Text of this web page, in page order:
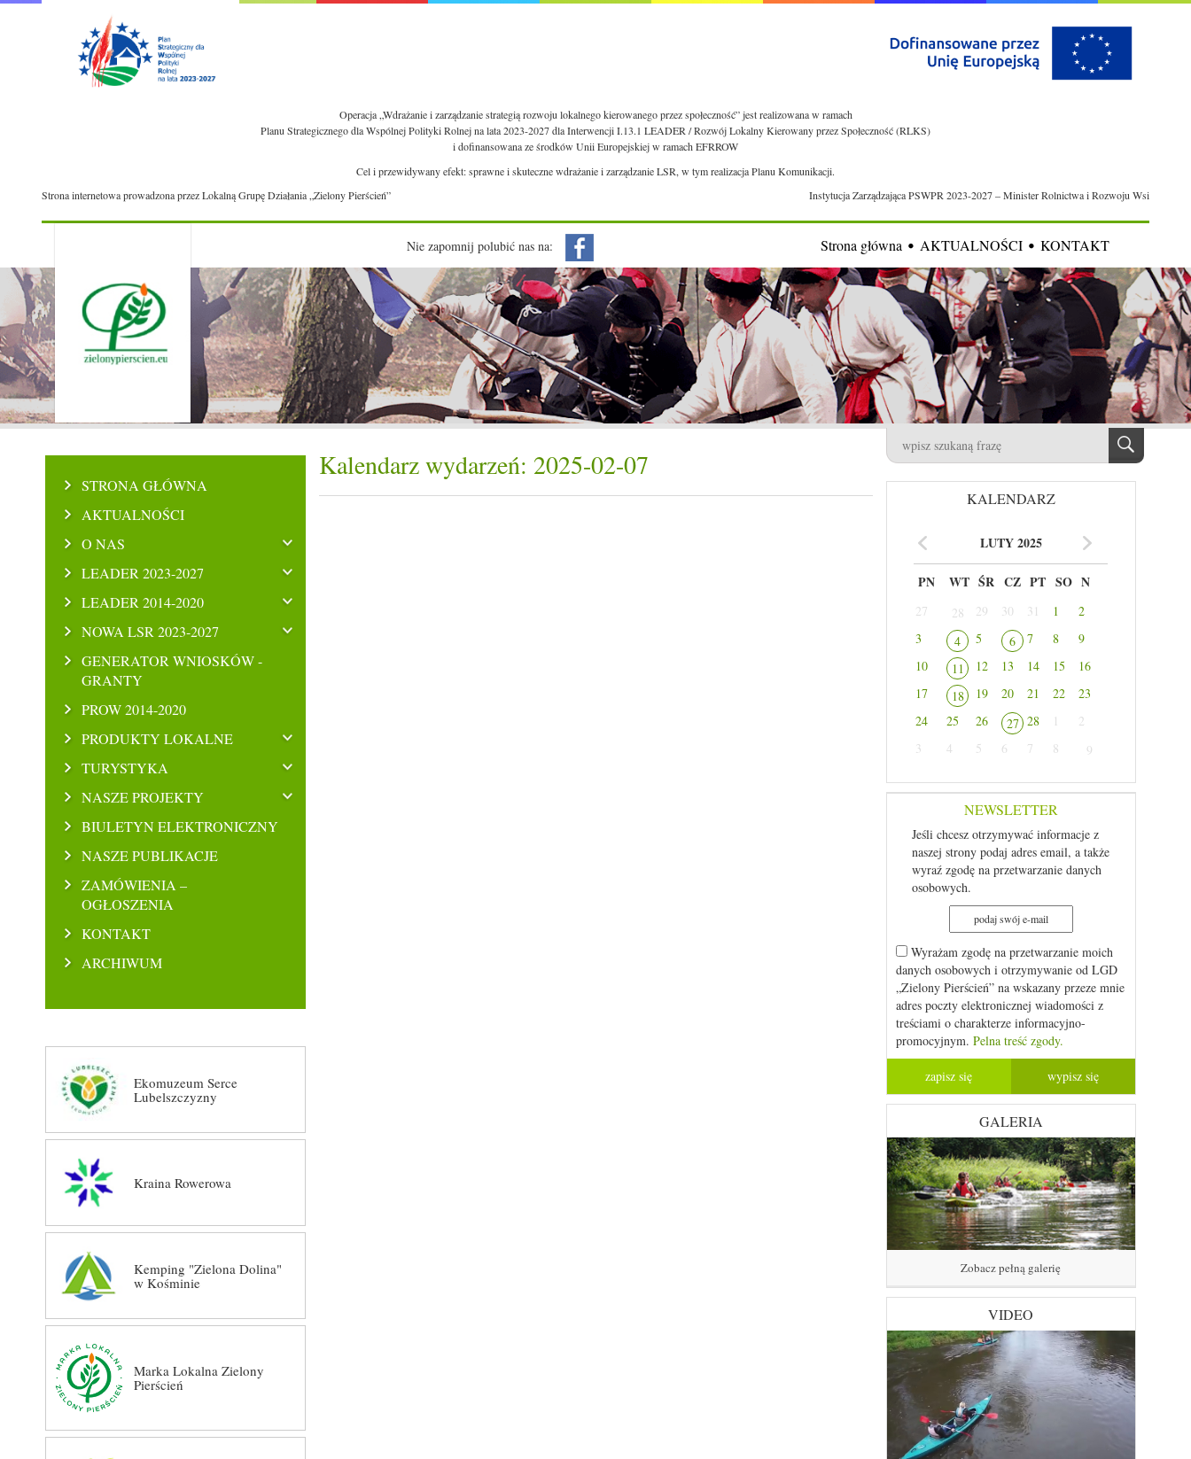
Operacja „Wdrażanie i zarządzanie strategią rozwoju lokalnego kierowanego przez społeczność” jest realizowana w ramach
Planu Strategicznego dla Wspólnej Polityki Rolnej na lata 2023-2027 dla Interwencji I.13.1 LEADER / Rozwój Lokalny Kierowany przez Społeczność (RLKS)
i dofinansowana ze środków Unii Europejskiej w ramach EFRROW
Cel i przewidywany efekt: sprawne i skuteczne wdrażanie i zarządzanie LSR, w tym realizacja Planu Komunikacji.
Strona internetowa prowadzona przez Lokalną Grupę Działania „Zielony Pierścień”
Instytucja Zarządzająca PSWPR 2023-2027 – Minister Rolnictwa i Rozwoju Wsi
Nie zapomnij polubić nas na: Strona główna AKTUALNOŚCI KONTAKT
STRONA GŁÓWNA
AKTUALNOŚCI
O NAS
LEADER 2023-2027
LEADER 2014-2020
NOWA LSR 2023-2027
GENERATOR WNIOSKÓW -
GRANTY
PROW 2014-2020
PRODUKTY LOKALNE
TURYSTYKA
NASZE PROJEKTY
BIULETYN ELEKTRONICZNY
NASZE PUBLIKACJE
ZAMÓWIENIA –
OGŁOSZENIA
KONTAKT
ARCHIWUM
Ekomuzeum Serce
Lubelszczyzny
Kraina Rowerowa
Kemping "Zielona Dolina"
w Kośminie
Marka Lokalna Zielony
Pierścień
Kalendarz wydarzeń: 2025-02-07
KALENDARZ
LUTY 2025
PN WT ŚR CZ PT SO N
27 28 29 30 31 1
2
3
4 5 6 7 8
9
10
11 12 13 14 15
16
17
18 19 20 21 22
23
24
25 26 27 28 1
2
3
4 5 6 7 8 9
NEWSLETTER
Jeśli chcesz otrzymywać informacje z
naszej strony podaj adres email, a także
wyraź zgodę na przetwarzanie danych
osobowych.
Wyrażam zgodę na przetwarzanie moich
danych osobowych i otrzymywanie od LGD
„Zielony Pierścień” na wskazany przeze mnie
adres poczty elektronicznej wiadomości z
treściami o charakterze informacyjno-
promocyjnym. Pelna treść zgody.
GALERIA
Zobacz pełną galerię
VIDEO